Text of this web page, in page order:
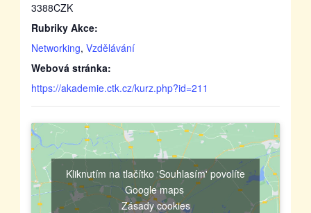
3388CZK
Rubriky Akce:
Networking, Vzdělávání
Webová stránka:
https://akademie.ctk.cz/kurz.php?id=211
Kliknutím na tlačítko 'Souhlasím' povolíte
Google maps
Zásady cookies